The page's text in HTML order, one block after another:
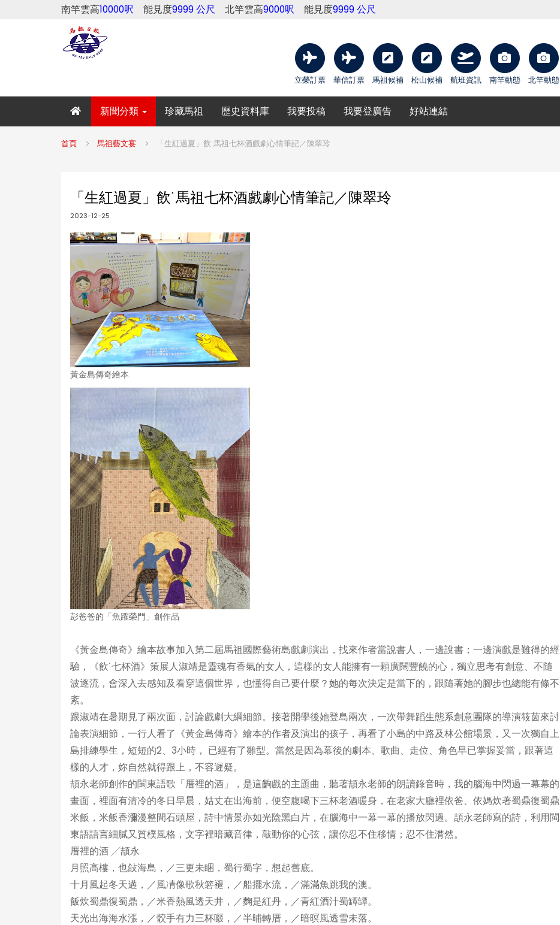
南竿雲高10000呎 能見度9999 公尺 北竿雲高9000呎 能見度9999 公尺
立榮訂票 華信訂票 馬祖候補 松山候補 航班資訊 南竿動態 北竿動態
新聞分類 珍藏馬祖 歷史資料庫 我要投稿 我要登廣告 好站連結
首頁 馬祖藝文宴 「生紅過夏」飲˙馬祖七杯酒戲劇心情筆記／陳翠玲
「生紅過夏」飲˙馬祖七杯酒戲劇心情筆記／陳翠玲
2023-12-25
黃金島傳奇繪本
彭爸爸的「魚躍榮門」創作品
《黃金島傳奇》繪本故事加入第二屆馬祖國際藝術島戲劇演出，找來作者當說書人，一邊說書；一邊演戲是難得的經
驗，《飲˙七杯酒》策展人淑靖是靈魂有香氣的女人，這樣的女人能擁有一顆廣闊豐饒的心，獨立思考有創意、不隨
波逐流，會深入去感知及看穿這個世界，也懂得自己要什麼？她的每次決定是當下的，跟隨著她的腳步也總能有條不
紊。
跟淑靖在暑期見了兩次面，討論戲劇大綱細節。接著開學後她登島兩次，一次帶舞蹈生態系創意團隊的導演筱茵來討
論表演細節，一行人看了《黃金島傳奇》繪本的作者及演出的孩子，再看了小島的中路及林公館場景，又一次獨自上
島排練學生，短短的2、3小時， 已經有了雛型。當然是因為幕後的劇本、歌曲、走位、角色早已掌握妥當，跟著這
樣的人才，妳自然就得跟上，不容遲疑。
頡永老師創作的閩東語歌「厝裡的酒」，是這齣戲的主題曲，聽著頡永老師的朗讀錄音時，我的腦海中閃過一幕幕的
畫面，裡面有清冷的冬日早晨，姑丈在出海前，便空腹喝下三杯老酒暖身，在老家大廳裡依爸、依媽炊著蜀鼎復蜀鼎
米飯，米飯香瀰漫整間石頭屋，詩中情景亦如光陰黑白片，在腦海中一幕一幕的播放閃過。頡永老師寫的詩，利用閩
東語語言細膩又質樸風格，文字裡暗藏音律，敲動你的心弦，讓你忍不住移情；忍不住潸然。
厝裡的酒 ╱頡永
月照高樓，也敆海島，／三更未睏，蜀行蜀字，想起舊底。
十月風起冬天遘，／風凊像歌秋箬褪，／船擺水流，／滿滿魚跳我的澳。
飯炊蜀鼎復蜀鼎，／米香熱風透天井，／麴是紅丹，／青紅酒汁蜀罈罈。
天光出海海水漲，／骹手有力三杯啜，／半晡轉厝，／暗暝風透雪未落。